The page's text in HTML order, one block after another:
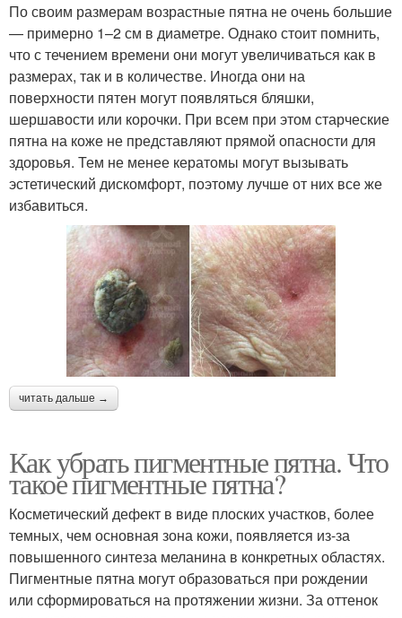
По своим размерам возрастные пятна не очень большие
— примерно 1–2 см в диаметре. Однако стоит помнить,
что с течением времени они могут увеличиваться как в
размерах, так и в количестве. Иногда они на
поверхности пятен могут появляться бляшки,
шершавости или корочки. При всем при этом старческие
пятна на коже не представляют прямой опасности для
здоровья. Тем не менее кератомы могут вызывать
эстетический дискомфорт, поэтому лучше от них все же
избавиться.
читать дальше →
Как убрать пигментные пятна. Что
такое пигментные пятна?
Косметический дефект в виде плоских участков, более
темных, чем основная зона кожи, появляется из-за
повышенного синтеза меланина в конкретных областях.
Пигментные пятна могут образоваться при рождении
или сформироваться на протяжении жизни. За оттенок